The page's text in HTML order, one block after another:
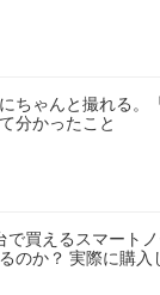
ちゃんと撮れる。
分かったこと
で買えるスマート
のか？ 実際に購入